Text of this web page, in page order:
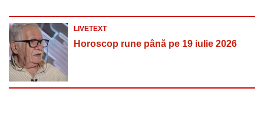
LIVETEXT
Horoscop rune până pe 19 iulie 2026